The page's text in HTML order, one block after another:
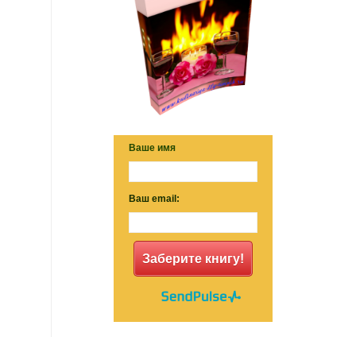
Ваше имя
Ваш email:
Заберите книгу!